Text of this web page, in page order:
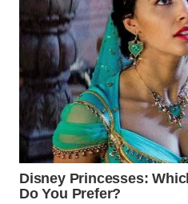
WN
PAKPAK
WN
KARAWANG
WN
BEKASI